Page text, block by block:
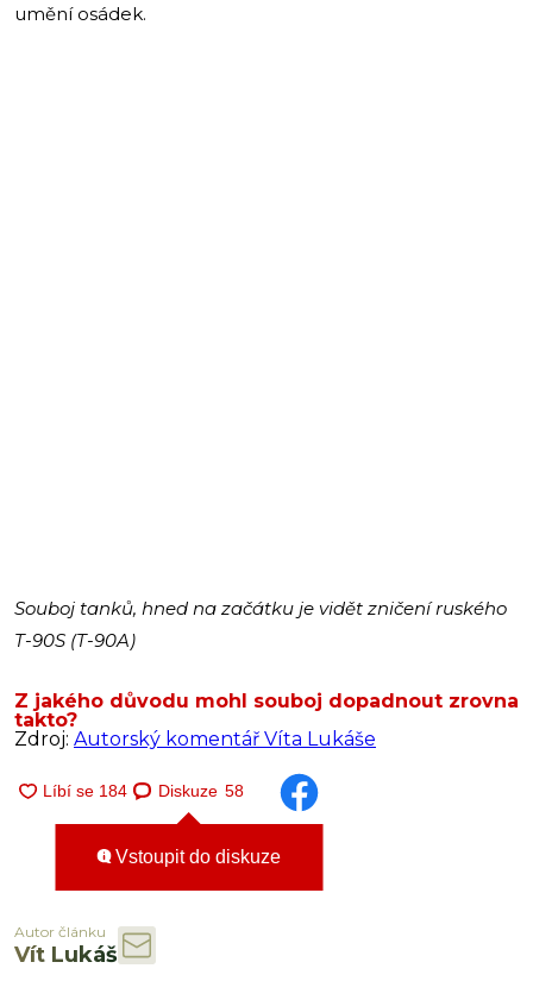
umění osádek.
Souboj tanků, hned na začátku je vidět zničení ruského
T-90S (T-90A)
Z jakého důvodu mohl souboj dopadnout zrovna
takto?
Zdroj: Autorský komentář Víta Lukáše
Diskuze 58
Vstoupit do diskuze
Autor článku
Vít Lukáš